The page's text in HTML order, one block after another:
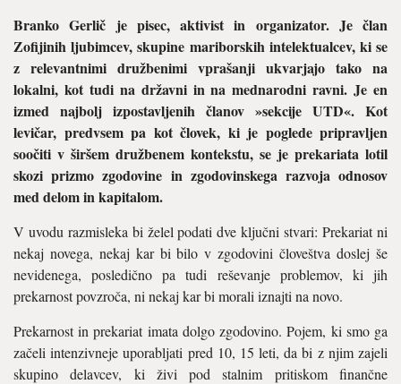
Branko Gerlič je pisec, aktivist in organizator. Je član
Zofijinih ljubimcev, skupine mariborskih intelektualcev, ki se
z relevantnimi družbenimi vprašanji ukvarjajo tako na
lokalni, kot tudi na državni in na mednarodni ravni. Je en
izmed najbolj izpostavljenih članov »sekcije UTD«. Kot
levičar, predvsem pa kot človek, ki je poglede pripravljen
soočiti v širšem družbenem kontekstu, se je prekariata lotil
skozi prizmo zgodovine in zgodovinskega razvoja odnosov
med delom in kapitalom.
V uvodu razmisleka bi želel podati dve ključni stvari: Prekariat ni
nekaj novega, nekaj kar bi bilo v zgodovini človeštva doslej še
nevidenega, posledično pa tudi reševanje problemov, ki jih
prekarnost povzroča, ni nekaj kar bi morali iznajti na novo.
Prekarnost in prekariat imata dolgo zgodovino. Pojem, ki smo ga
začeli intenzivneje uporabljati pred 10, 15 leti, da bi z njim zajeli
skupino delavcev, ki živi pod stalnim pritiskom finančne